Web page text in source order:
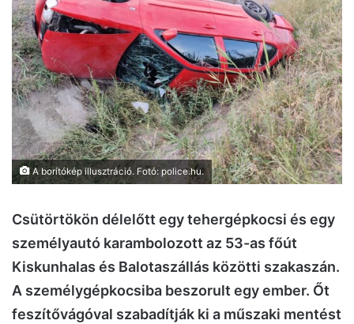
A borítókép illusztráció. Fotó: police.hu.
Csütörtökön délelőtt egy tehergépkocsi és egy
személyautó karambolozott az 53-as főút
Kiskunhalas és Balotaszállás közötti szakaszán.
A személygépkocsiba beszorult egy ember. Őt
feszítővágóval szabadítják ki a műszaki mentést